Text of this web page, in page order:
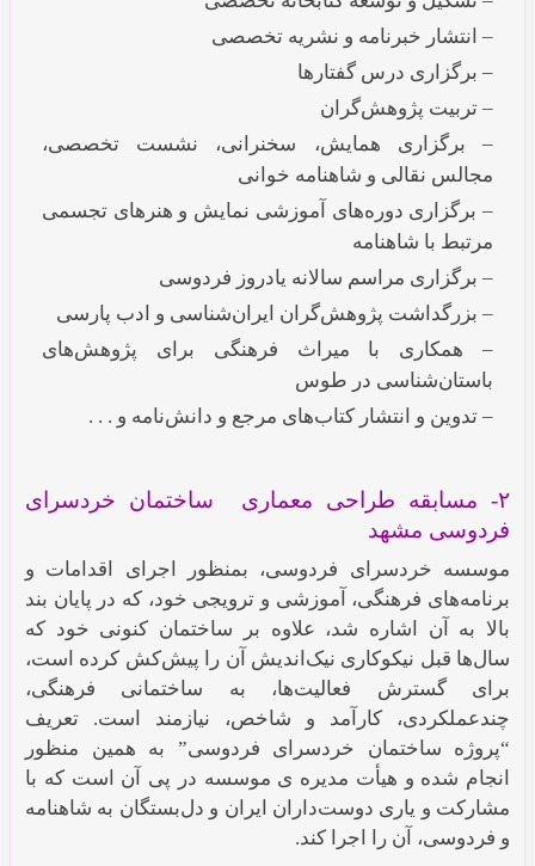
– انتشار خبرنامه و نشریه‌ تخصصی
– برگزاری درس گفتارها
– تربیت پژوهش‌گران
– برگزاری همایش‌، سخنرانی، نشست تخصصی،
مجالس نقالی و شاهنامه خوانی
– برگزاری دوره‌های آموزشی نمایش و هنرهای تجسمی
مرتبط با شاهنامه
– برگزاری مراسم سالانه یادروز فردوسی
– بزرگداشت پژوهش‌‌گران ایران‌شناسی و ادب پارسی
– همکاری با میراث فرهنگی برای پژوهش‌های
باستان‌شناسی در طوس
– تدوین و انتشار کتاب‌های مرجع و دانش‌نامه و . . .
۲- مسابقه طراحی معماری ساختمان خردسرای
فردوسی مشهد
موسسه خردسرای فردوسی، بمنظور اجرای اقدامات و
برنامه‌های فرهنگی، آموزشی و ترویجی خود، که در پایان بند
بالا به آن اشاره شد، علاوه بر ساختمان کنونی خود که
سال‌ها قبل نیکوکاری نیک‌اندیش آن را پیش‌کش کرده است،
برای گسترش فعالیت‌ها، به ساختمانی فرهنگی،‌
چندعملکردی، کارآمد و شاخص، نیازمند است. تعریف
“پروژه ساختمان خردسرای فردوسی” به همین منظور
انجام شده و هیأت مدیره ی موسسه در پی آن است که با
مشارکت و یاری دوست‌داران ایران و دل‌بستگان به شاهنامه
و فردوسی، آن را اجرا کند.